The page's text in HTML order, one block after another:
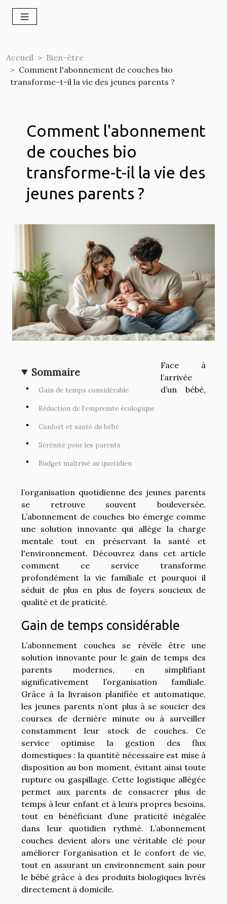
Accueil
Bien-être
Comment l'abonnement de couches bio
transforme-t-il la vie des jeunes parents ?
Comment l'abonnement
de couches bio
transforme-t-il la vie des
jeunes parents ?
Sommaire
Gain de temps considérable
Réduction de l’empreinte écologique
Confort et santé du bébé
Sérénité pour les parents
Budget maîtrisé au quotidien
Face à
l’arrivée
d’un bébé,
l’organisation quotidienne des jeunes parents
se retrouve souvent bouleversée.
L’abonnement de couches bio émerge comme
une solution innovante qui allège la charge
mentale tout en préservant la santé et
l'environnement. Découvrez dans cet article
comment ce service transforme
profondément la vie familiale et pourquoi il
séduit de plus en plus de foyers soucieux de
qualité et de praticité.
Gain de temps considérable
L’abonnement couches se révèle être une
solution innovante pour le gain de temps des
parents modernes, en simplifiant
significativement l’organisation familiale.
Grâce à la livraison planifiée et automatique,
les jeunes parents n’ont plus à se soucier des
courses de dernière minute ou à surveiller
constamment leur stock de couches. Ce
service optimise la gestion des flux
domestiques : la quantité nécessaire est mise à
disposition au bon moment, évitant ainsi toute
rupture ou gaspillage. Cette logistique allégée
permet aux parents de consacrer plus de
temps à leur enfant et à leurs propres besoins,
tout en bénéficiant d’une praticité inégalée
dans leur quotidien rythmé. L’abonnement
couches devient alors une véritable clé pour
améliorer l’organisation et le confort de vie,
tout en assurant un environnement sain pour
le bébé grâce à des produits biologiques livrés
directement à domicile.